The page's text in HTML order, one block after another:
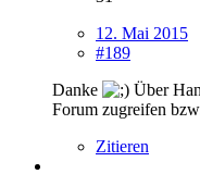
12. Mai 2015
#189
Danke
Über
Forum zugreifen
Zitieren